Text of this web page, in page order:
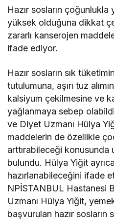
Hazır sosların
yüksek olduğuna dikkat
zararlı kanserojen
ifade ediyor.
Hazır sosların sık
tutulumuna, aşırı tuz
kalsiyum çekilmesine ve
yağlanmaya sebep
ve Diyet Uzmanı Hülya
maddelerin de özellikle
arttırabileceği konusunda
bulundu. Hülya Yiğit
hazırlanabileceğini ifade
NPİSTANBUL Hastanesi
Uzmanı Hülya Yiğit,
başvurulan hazır sosların